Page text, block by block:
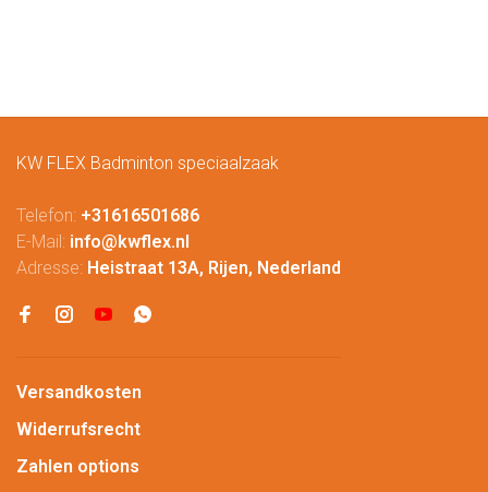
KW FLEX Badminton speciaalzaak
Telefon: +31616501686
E-Mail: info@kwflex.nl
Adresse: Heistraat 13A, Rijen, Nederland
Versandkosten
Widerrufsrecht
Zahlen options